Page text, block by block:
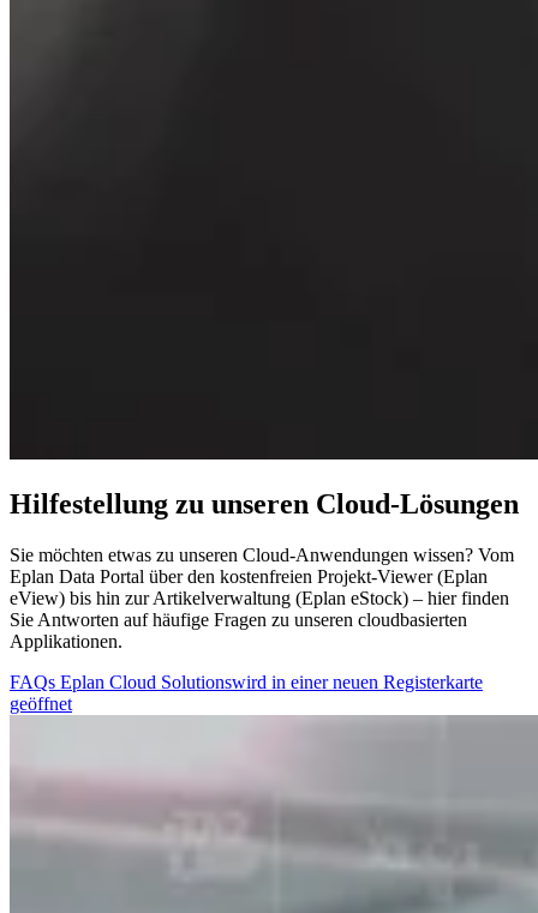
Hilfestellung zu unseren Cloud-Lösungen
Sie möchten etwas zu unseren Cloud-Anwendungen wissen? Vom
Eplan Data Portal über den kostenfreien Projekt-Viewer (Eplan
eView) bis hin zur Artikelverwaltung (Eplan eStock) – hier finden
Sie Antworten auf häufige Fragen zu unseren cloudbasierten
Applikationen.
FAQs Eplan Cloud Solutionswird in einer neuen Registerkarte
geöffnet